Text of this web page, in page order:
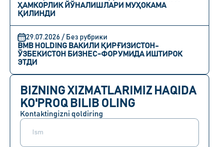
ҲАМКОРЛИК ЙЎНАЛИШЛАРИ МУҲОКАМА
ҚИЛИНДИ
29.07.2026 / Без рубрики
BMB HOLDING ВАКИЛИ ҚИРҒИЗИСТОН-
ЎЗБЕКИСТОН БИЗНЕС-ФОРУМИДА ИШТИРОК
ЭТДИ
BIZNING XIZMATLARIMIZ HAQIDA
KO'PROQ BILIB OLING
Kontaktingizni qoldiring